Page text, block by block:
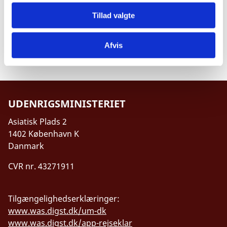
Tillad valgte
Afvis
Det danskeGovernance for Development program i
er et andet eksempel på Danidas støtte til
specifikke indsatser mod korruption.
UDENRIGSMINISTERIET
Asiatisk Plads 2
1402 København K
Danmark
CVR nr. 43271911
Tilgængelighedserklæringer:
www.was.digst.dk/um-dk
www.was.digst.dk/app-rejseklar